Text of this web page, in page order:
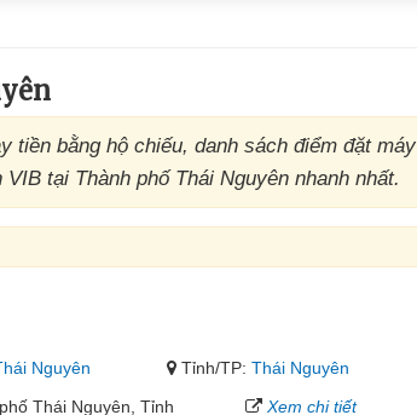
tiền bằng hộ chiếu, danh sách điểm đặt máy
tại Thành phố Thái Nguyên nhanh nhất.
Nguyên Tỉnh/TP:Thái Nguyên
Thái Nguyên, Tỉnh
Xem chi tiết